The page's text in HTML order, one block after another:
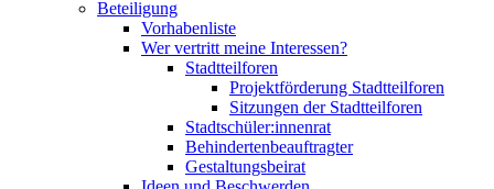
Beteiligung
Vorhabenliste
Wer vertritt meine Interessen?
Stadtteilforen
Projektförderung Stadtteilforen
Sitzungen der Stadtteilforen
Stadtschüler:innenrat
Behindertenbeauftragter
Gestaltungsbeirat